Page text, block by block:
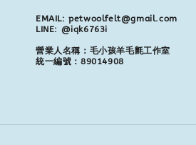
EMAIL: petwoolfelt@gmail.com
LINE: @iqk6763i
營業人名稱：毛小孩羊毛氈工作室
統一編號：89014908